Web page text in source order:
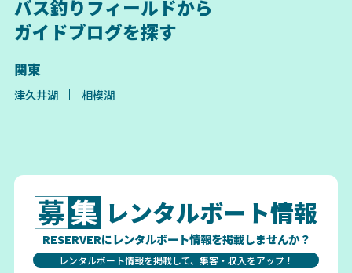
バス釣りフィールドから
ガイドブログを探す
関東
津久井湖 相模湖
レンタルボート情報
RESERVERにレンタルボート情報を掲載しませんか？
レンタルボート情報を掲載して、集客・収入をアップ！